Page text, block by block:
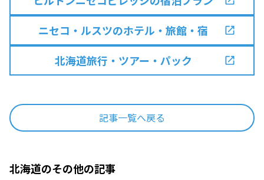
ニセコ・ルスツのホテル・旅館・宿
北海道旅行・ツアー・パック
記事一覧へ戻る
北海道のその他の記事